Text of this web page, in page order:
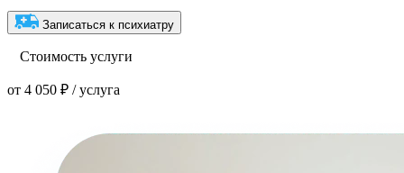
Записаться к психиатру
Стоимость услуги
от 4 050 ₽ / услуга